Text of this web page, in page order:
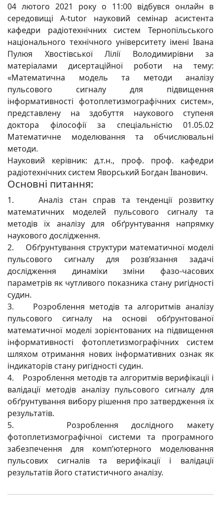
04 лютого 2021 року о 11:00 відбувся онлайн в
середовищі A-tutor науковий семінар асистента
кафедри радіотехнічних систем Тернопільського
національного технічного університету імені Івана
Пулюя Хвостівської Лілії Володимирівни за
матеріалами дисертаційної роботи на тему:
«Математична модель та методи аналізу
пульсового сигналу для підвищення
інформативності фотоплетизмографічних систем»,
представлену на здобуття наукового ступеня
доктора філософії за спеціальністю 01.05.02
Математичне моделювання та обчислювальні
методи.
Науковий керівник: д.т.н., проф. проф. кафедри
радіотехнічних систем Яворський Богдан Іванович.
Основні питання:
1. Аналіз стан справ та тенденції розвитку
математичних моделей пульсового сигналу та
методів їх аналізу для обґрунтування напрямку
наукового дослідження.
2. Обґрунтування структури математичної моделі
пульсового сигналу для розв’язання задачі
дослідження динаміки зміни фазо-часових
параметрів як чутливого показника стану ригідності
судин.
3. Розроблення методів та алгоритмів аналізу
пульсового сигналу на основі обґрунтованої
математичної моделі зорієнтованих на підвищення
інформативності фотоплетизмографічних систем
шляхом отримання нових інформативних ознак як
індикаторів стану ригідності судин.
4. Розроблення методів та алгоритмів верифікації і
валідації методів аналізу пульсового сигналу для
обґрунтування вибору рішення про затвердження їх
результатів.
5. Розроблення дослідного макету
фотоплетизмографічної системи та програмного
забезпечення для комп’ютерного моделювання
пульсових сигналів та верифікації і валідації
результатів його статистичного аналізу.